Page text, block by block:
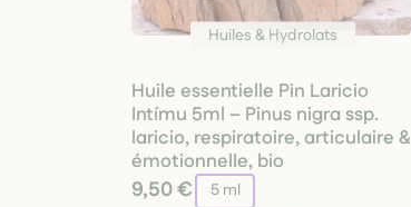
Huiles & Hydrolats
Huile essentielle Pin Laricio
Intímu 5ml – Pinus nigra ssp.
laricio, respiratoire, articulaire &
émotionnelle, bio
9,50 € 5 ml